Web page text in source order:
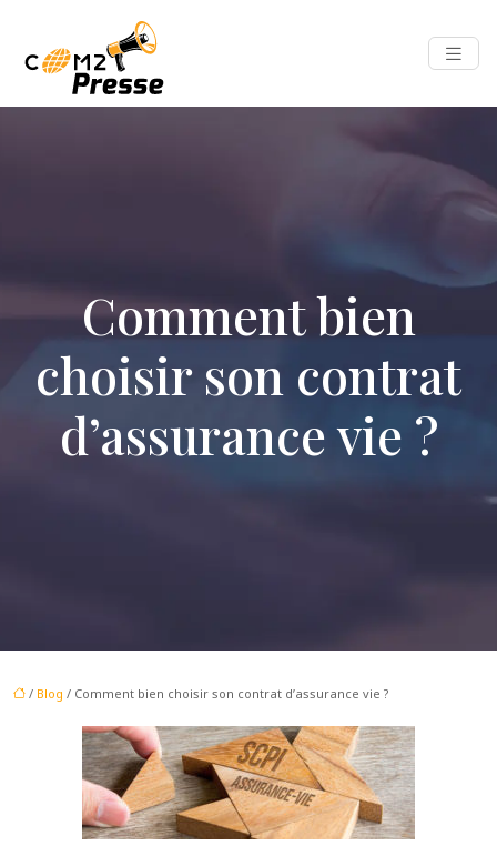
Comment bien
choisir son contrat
d’assurance vie ?
/ Blog / Comment bien choisir son contrat d’assurance vie ?